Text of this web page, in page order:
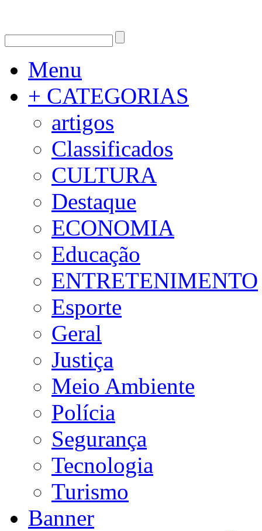
Menu
+ CATEGORIAS
artigos
Classificados
CULTURA
Destaque
ECONOMIA
Educação
ENTRETENIMENTO
Esporte
Geral
Justiça
Meio Ambiente
Polícia
Segurança
Tecnologia
Turismo
Banner